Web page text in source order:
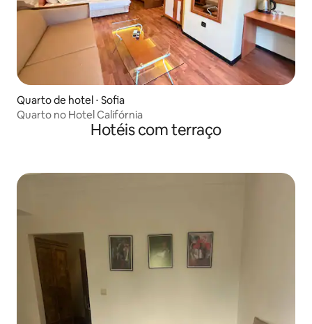
Quarto de hotel ⋅ Sofia
Quarto no Hotel Califórnia
Hotéis com terraço